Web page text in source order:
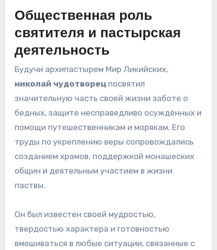
Общественная роль
святителя и пастырская
деятельность
Будучи архипастырем Мир Ликийских,
николай чудотворецпосвятил
значительную часть своей жизни заботе о
бедных, защите несправедливо осуждённых и
помощи путешественникам и морякам. Его
труды по укреплению веры сопровождались
созданием храмов, поддержкой монашеских
общин и деятельным участием в жизни
паствы.
Он был известен своей мудростью,
твердостью характера и готовностью
вмешиваться в любые ситуации, связанные с